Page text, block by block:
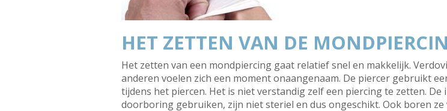
HET ZETTEN VAN DE
Het zetten van een mondpiercing gaat relatief snel en makkelijk.
anderen voelen zich een moment onaangenaam. De piercer gebruikt
tijdens het piercen. Het is niet verstandig zelf een piercing te zetten. De
doorboring gebruiken, zijn niet steriel en dus ongeschikt. Ook boren